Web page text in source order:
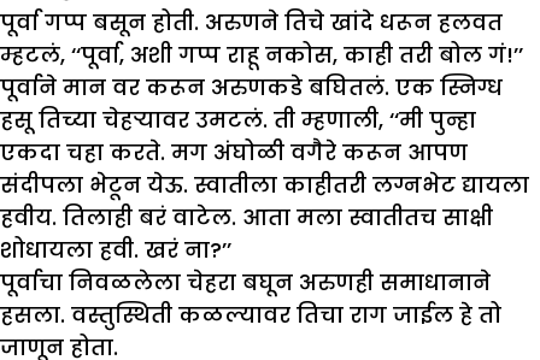
पूर्वा गप्प बसून होती. अरुणने तिचे खांदे धरून हलवत
म्हटलं, ‘‘पूर्वा, अशी गप्प राहू नकोस, काही तरी बोल गं!’’
पूर्वाने मान वर करून अरुणकडे बघितलं. एक स्निग्ध
हसू तिच्या चेहऱ्यावर उमटलं. ती म्हणाली, ‘‘मी पुन्हा
एकदा चहा करते. मग अंघोळी वगैरे करून आपण
संदीपला भेटून येऊ. स्वातीला काहीतरी लग्नभेट द्यायला
हवीय. तिलाही बरं वाटेल. आता मला स्वातीतच साक्षी
शोधायला हवी. खरं ना?’’
पूर्वाचा निवळलेला चेहरा बघून अरुणही समाधानाने
हसला. वस्तुस्थिती कळल्यावर तिचा राग जाईल हे तो
जाणून होता.